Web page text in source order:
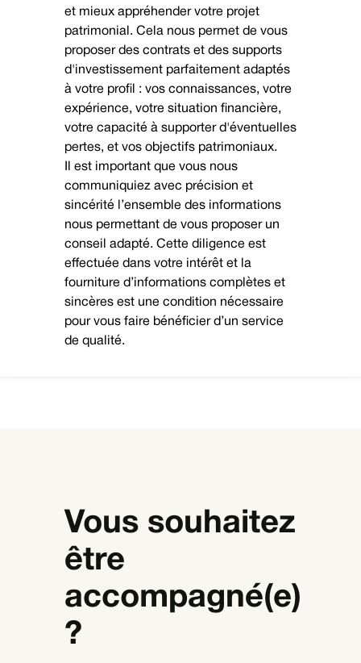
et mieux appréhender votre projet
patrimonial. Cela nous permet de vous
proposer des contrats et des supports
d'investissement parfaitement adaptés
à votre profil : vos connaissances, votre
expérience, votre situation financière,
votre capacité à supporter d'éventuelles
pertes, et vos objectifs patrimoniaux.
Il est important que vous nous
communiquiez avec précision et
sincérité l’ensemble des informations
nous permettant de vous proposer un
conseil adapté. Cette diligence est
effectuée dans votre intérêt et la
fourniture d’informations complètes et
sincères est une condition nécessaire
pour vous faire bénéficier d’un service
de qualité.
Vous souhaitez
être
accompagné(e)
?